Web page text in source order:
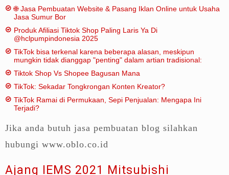
🌐 Jasa Pembuatan Website & Pasang Iklan Online untuk Usaha
Jasa Sumur Bor
Produk Afiliasi Tiktok Shop Paling Laris Ya Di
@hclpumpindonesia 2025
TikTok bisa terkenal karena beberapa alasan, meskipun
mungkin tidak dianggap "penting" dalam artian tradisional:
Tiktok Shop Vs Shopee Bagusan Mana
TikTok: Sekadar Tongkrongan Konten Kreator?
TikTok Ramai di Permukaan, Sepi Penjualan: Mengapa Ini
Terjadi?
Jika anda butuh jasa pembuatan blog silahkan
hubungi www.oblo.co.id
Ajang IEMS 2021 Mitsubishi